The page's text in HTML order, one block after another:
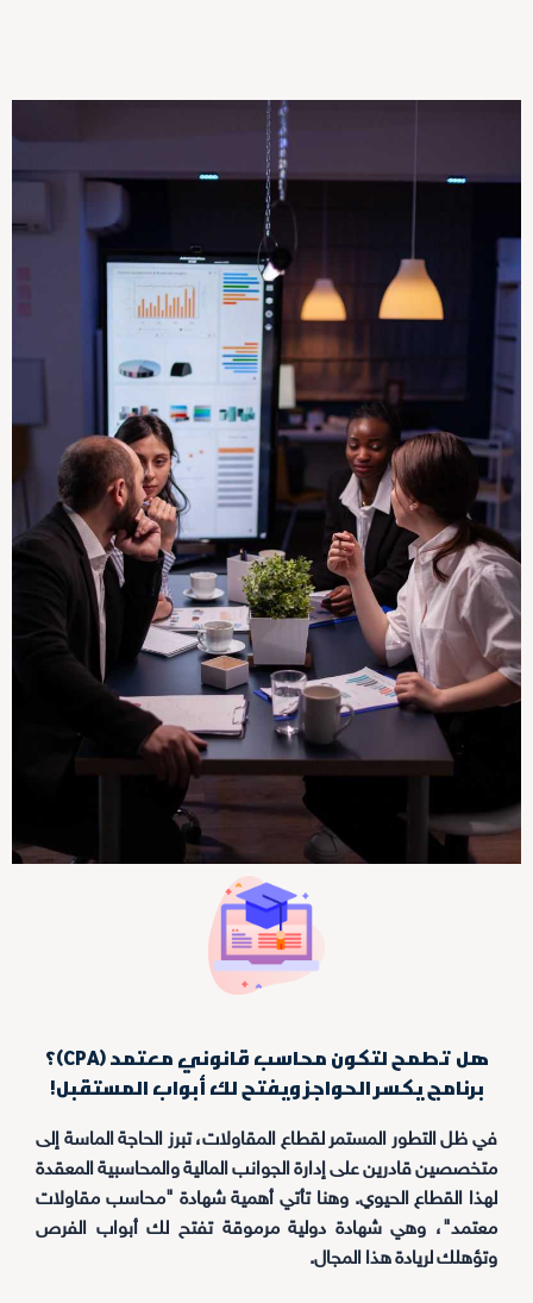
هل تطمح لتكون محاسب قانوني معتمد (CPA)؟
برنامج يكسر الحواجز ويفتح لك أبواب المستقبل!
في ظل التطور المستمر لقطاع المقاولات، تبرز الحاجة الماسة إلى
متخصصين قادرين على إدارة الجوانب المالية والمحاسبية المعقدة
لهذا القطاع الحيوي. وهنا تأتي أهمية شهادة "محاسب مقاولات
معتمد"، وهي شهادة دولية مرموقة تفتح لك أبواب الفرص
وتؤهلك لريادة هذا المجال.